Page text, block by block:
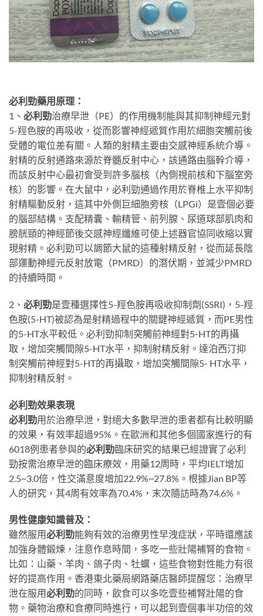
必利勁藥用原理：
1、 必利勁治療早泄（PE）的作用機制能與其抑制神經元對
5-羥色胺的再吸收，從而影響神經遞質作用於細胞突觸前後
受體的電位差有關。人類的射精主要由交感神經系統介導。
射精的反射通路來源於脊髓反射中心，該通路由腦幹介導，
而該反射中心最初會受到許多腦核（內側視前核和下腦室旁
核）的影響。在大鼠中，必利勁通過作用於脊椎上水平抑制
射精驅動反射，這其中外側巨細胞旁核（LPGi）是壹個必要
的腦部結構。支配精囊、輸精管、前列腺、尿道球部肌肉和
膀胱頸的神經節後交感神經纖維可使上述器官協同收縮以實
現射精。必利勁可以調節大鼠的這種射精反射，從而延長陰
部運動神經元反射放電（PMRD）的潛伏期，並減少PMRD
的持續時間。
2、 必利勁是壹種選擇性5-羥色胺再吸收抑制劑(SSRI)，5-羥
色胺(5-HT)被認為是射精過程中的關鍵神經遞質，而PE男性
的5-HT水平較低。必利勁抑制突觸前神經對5-HT的再攝
取，增加突觸間隙5-HT水平，抑制射精反射。達泊西汀抑
制突觸前神經對5-HT的再攝取，增加突觸間隙5- HT水平，
抑制射精反射。
必利勁效果表現
必利勁用於治療早泄，對絕大多數早泄的患者都有比較明顯
的效果，有效率超過95%。在歐洲和其他多個國家進行的有
6018例患者參與的必利勁臨床研究的結果已經證實了必利
勁按需治療早泄的臨床療效，用藥12周時，平均IELT增加
2.5~3.0倍，性交滿意度增加22.9%~27.8%。根據Jian BP等
人的研究，其4周有效率為70.4%，末次隨訪時為74.6%。
男性健康知識普及：
雖然服用必利勁能夠有效的治療男性早洩症狀，平時還應該
加強身體鍛煉，注意作息時間，多吃一些壯陽補腎的食物。
比如：山藥、羊肉、鴿子肉、牡蠣，這些食物對性能力有很
好的提高作用。香港東北藥局網路藥店醫師提醒您：治療早
泄在服用必利勁的同時，飲食可以多吃壹些補腎壯陽的食
物。藥物治療和食療同時進行，可以起到壹個事半功倍的效